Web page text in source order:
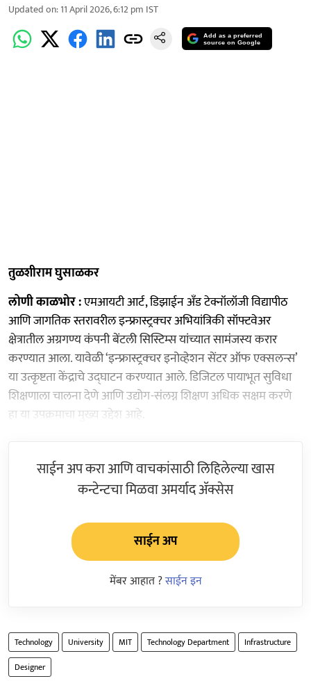
Updated on:11 April 2026, 6:12 pm IST
Add as a preferred
source on Google
तुळशीराम घुसाळकर
लोणी काळभोर :एमआयटी आर्ट, डिझाईन अँड टेक्नॉलॉजी विद्यापीठ
आणि जागतिक स्तरावरील इन्फ्रास्ट्रक्चर अभियांत्रिकी सॉफ्टवेअर
क्षेत्रातील अग्रगण्य कंपनी बेंटली सिस्टिम्स यांच्यात सामंजस्य करार
करण्यात आला. यावेळी ‘इन्फ्रास्ट्रक्चर इनोव्हेशन सेंटर ऑफ एक्सलन्स’
या उत्कृष्टता केंद्राचे उद्घाटन करण्यात आले. डिजिटल पायाभूत सुविधा
शिक्षणाला चालना देणे आणि उद्योग-संलग्न शिक्षण अधिक सक्षम करणे
हा या उपक्रमाचा मुख्य उद्देश आहे.
साईन अप करा आणि वाचकांसाठी लिहिलेल्या खास
कन्टेन्टचा मिळवा अमर्याद ॲक्सेस
साईन अप
मेंबर आहात ?साईन इन
Technology University MIT Technology Department
Infrastructure
Designer